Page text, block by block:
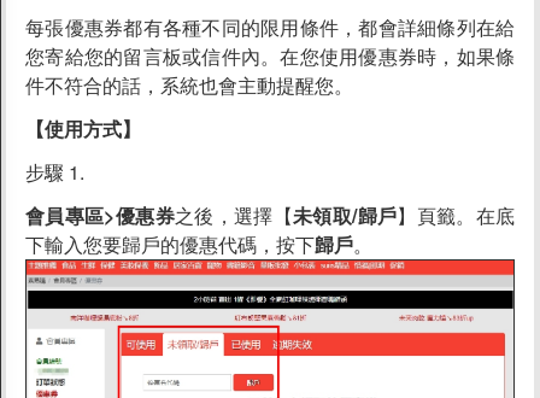
每張優惠券都有各種不同的限用條件，都會詳細條列在給
您寄給您的留言板或信件內。在您使用優惠券時，如果條
件不符合的話，系統也會主動提醒您。
【使用方式】
步驟 1.
會員專區>優惠券之後，選擇【未領取/歸戶】頁籤。在底
下輸入您要歸戶的優惠代碼，按下歸戶。